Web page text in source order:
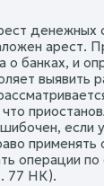
арест.
о банках, и
если
операции
77 НК).